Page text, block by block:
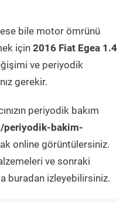
bile motor ömrünü
için 2016 Fiat Egea 1.4
ve periyodik
gerekir.
periyodik bakım
periyodik-bakim-
online görüntülersiniz.
ve sonraki
buradan izleyebilirsiniz.